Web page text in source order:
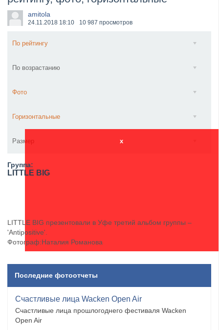
​Wacken Open Air 2027 объявил новую волну участ...
amitola
24.11.2018 18:10 10 987 просмотров
По рейтингу
По возрастанию
Фото
Горизонтальные
Размер x
Группа:
LITTLE BIG
LITTLE BIG презентовали в Уфе третий альбом группы –
'Antipositive'.
Фотограф:Наталия Романова
Последние фотоотчеты
Счастливые лица Wacken Open Air
Счастливые лица прошлогоднего фестиваля Wacken
Open Air